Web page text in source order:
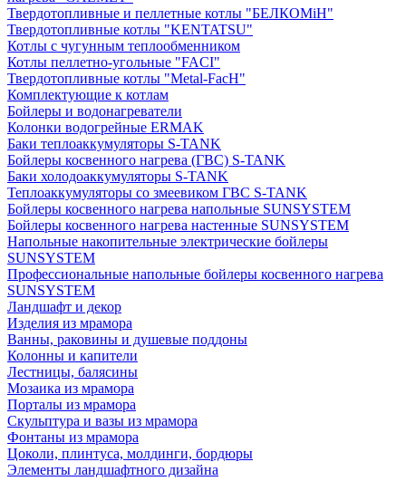
Твердотопливные и пеллетные котлы "БЕЛКОМiН"
Твердотопливные котлы "KENTATSU"
Котлы с чугунным теплообменником
Котлы пеллетно-угольные "FACI"
Твердотопливные котлы "Metal-FacH"
Комплектующие к котлам
Бойлеры и водонагреватели
Колонки водогрейные ERMAK
Баки теплоаккумуляторы S-TANK
Бойлеры косвенного нагрева (ГВС) S-TANK
Баки холодоаккумуляторы S-TANK
Теплоаккумуляторы со змеевиком ГВС S-TANK
Бойлеры косвенного нагрева напольные SUNSYSTEM
Бойлеры косвенного нагрева настенные SUNSYSTEM
Напольные накопительные электрические бойлеры
SUNSYSTEM
Профессиональные напольные бойлеры косвенного нагрева
SUNSYSTEM
Ландшафт и декор
Изделия из мрамора
Ванны, раковины и душевые поддоны
Колонны и капители
Лестницы, балясины
Мозаика из мрамора
Порталы из мрамора
Скульптура и вазы из мрамора
Фонтаны из мрамора
Цоколи, плинтуса, молдинги, бордюры
Элементы ландшафтного дизайна